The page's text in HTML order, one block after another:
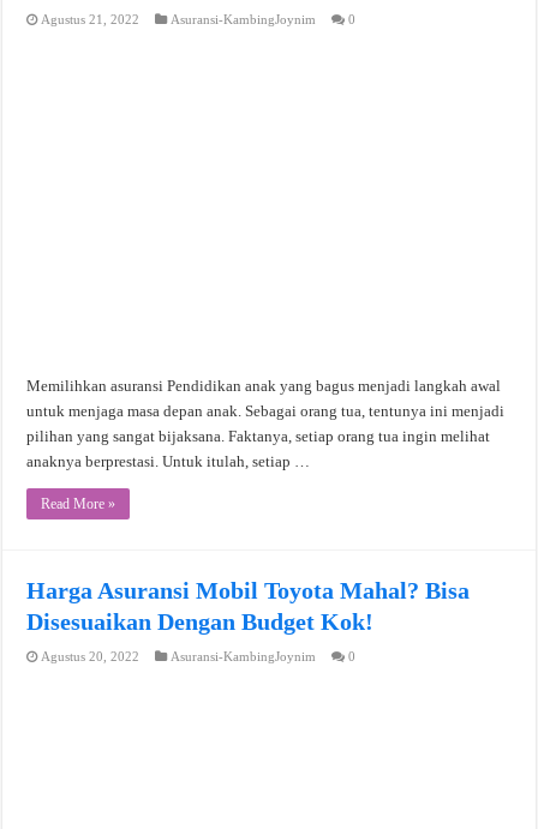
Agustus 21, 2022 Asuransi-KambingJoynim 0
Memilihkan asuransi Pendidikan anak yang bagus menjadi langkah awal
untuk menjaga masa depan anak. Sebagai orang tua, tentunya ini menjadi
pilihan yang sangat bijaksana. Faktanya, setiap orang tua ingin melihat
anaknya berprestasi. Untuk itulah, setiap …
Read More »
Harga Asuransi Mobil Toyota Mahal? Bisa
Disesuaikan Dengan Budget Kok!
Agustus 20, 2022 Asuransi-KambingJoynim 0